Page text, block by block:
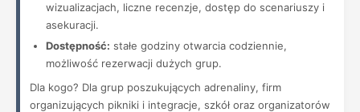
wizualizacjach, liczne recenzje, dostęp do scenariuszy i
asekuracji.
Dostępność: stałe godziny otwarcia codziennie,
możliwość rezerwacji dużych grup.
Dla kogo? Dla grup poszukujących adrenaliny, firm
organizujących pikniki i integracje, szkół oraz organizatorów